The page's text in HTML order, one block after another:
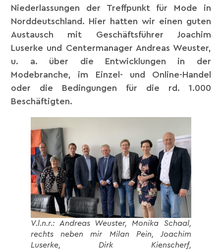
Niederlassungen der Treffpunkt für Mode in
Norddeutschland. Hier hatten wir einen guten
Austausch mit Geschäftsführer Joachim
Luserke und Centermanager Andreas Weuster,
u. a. über die Entwicklungen in der
Modebranche, im Einzel- und Online-Handel
oder die Bedingungen für die rd. 1.000
Beschäftigten.
V.l.n.r.: Andreas Weuster, Monika Schaal,
rechts neben mir Milan Pein, Joachim
Luserke, Dirk Kienscherf,